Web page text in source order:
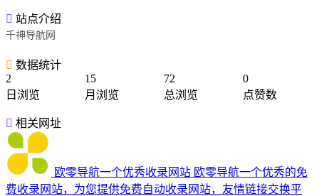
站点介绍
千神导航网
数据统计
2
日浏览
15
月浏览
72
总浏览
0
点赞数
相关网址
欧零导航一个优秀收录网站 欧零导航一个优秀的免
费收录网站，为您提供免费自动收录网站，友情链接交换平